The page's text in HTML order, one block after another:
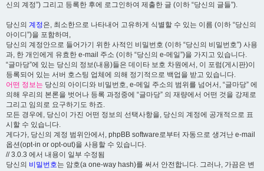
신의 계정”) 그리고 등록한 후에 로그인하여 제출한 글 (이하 “당신의 글들”).
당신의 계정은, 최소한으로 나타내어 고유하게 식별할 수 있는 이름 (이하 “당신의
아이디”)을 포함하며,
당신의 계정안으로 들어가기 위한 사적인 비밀번호 (이하 “당신의 비밀번호”) 사용
과, 한 개인에게 유효한 e-mail 주소 (이하 “당신의 e-메일”)을 가지고 있습니다.
“글마당”에 있는 당신의 정보(내용)들은 데이타 보호 차원에서, 이 포럼(게시판)이
등록되어 있는 서버 호스팅 업체에 의해 정기적으로 백업을 받고 있습니다.
어떤 정보는 당신의 아이디와 비밀번호, e-메일 주소의 범위를 넘어서, “글마당” 에
의해 우리의 본론을 벗어나 등록 과정중에 “글마당” 의 재량에서 어떤 것을 강제로
그리고 임의로 요구하기도 하죠.
모든 경우에, 당신이 가진 어떤 정보의 선택사항을, 당신의 계정에 공개적으로 표
시할 수 있습니다.
게다가, 당신의 계정 범위안에서, phpBB software로부터 자동으로 생겨난 e-mail
옵션(opt-in or opt-out)을 사용할 수 있습니다.
// 3.0.3 에서 내용이 일부 수정됨
당신의 비밀번호는 암호(a one-way hash)를 써서 안전합니다. 그러나, 가끔은 변